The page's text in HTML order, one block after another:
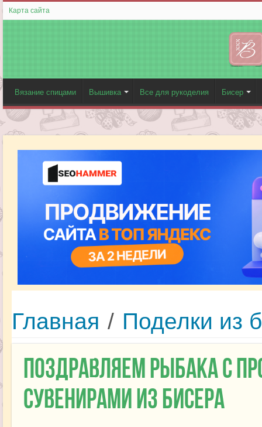
Карта сайта
Вязание спицами Вышивка Все для рукоделия Бисер
Главная / Поделки из
Поздравляем рыбака с
сувенирами из бисера